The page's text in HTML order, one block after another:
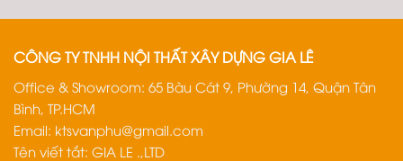
CÔNG TY TNHH NỘI THẤT XÂY DỰNG GIA LÊ
Office & Showroom: 65 Bàu Cát 9, Phường 14, Quận Tân
Bình, TP.HCM
Email: ktsvanphu@gmail.com
Tên viết tắt: GIA LE .,LTD